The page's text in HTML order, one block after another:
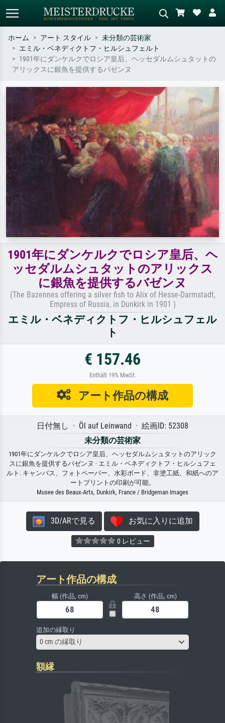
標準検索 AI画像検索
作家名・作品名・スタイルで検索
斎の波、ヌード。
シーンを説明してください – 例：
油絵、木のそばの立ち姿のヌー
ド。
ホーム アート スタイル
未分類の芸術家
エミル・ベネディクトフ・ヒルシュフェルト
1901年にダンケルクでロシア皇后、ヘッセダルムシュタットの
アリックスに銀魚を提供するバゼンヌ
1901年にダンケルクでロシア皇后、ヘ
ッセダルムシュタットのアリックス
に銀魚を提供するバゼンヌ
(The Bazennes offering a silver fish to Alix of Hesse-Darmstadt,
Empress of Russia, in Dunkirk in 1901 )
エミル・ベネディクトフ・ヒルシュフェル
ト
€ 157.46
Enthält 19% MwSt.
アート作品の構成
日付無し · Öl auf Leinwand · 絵画ID: 52308
未分類の芸術家
1901年にダンケルクでロシア皇后、ヘッセダルムシュタットのアリック
スに銀魚を提供するバゼンヌ · エミル・ベネディクトフ・ヒルシュフェ
ルト. キャンバス、フォトペーパー、水彩ボード、非塗工紙、和紙へのア
ートプリントの印刷が可能。
Musee des Beaux-Arts, Dunkirk, France / Bridgeman Images
3D/ARで見る お気に入りに追加
0 レビュー
アート作品の構成
幅 (作品, cm) 高さ (作品, cm)
追加の縁取り
0 cm の縁取り
額縁